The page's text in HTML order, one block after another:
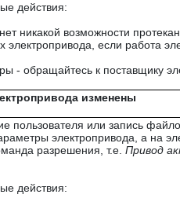
действия:
никакой возможности
электропривода, если работа
- обращайтесь к поставщику
изменены
пользователя или запись
электропривода, а на
разрешения, т.е. Привод
действия: